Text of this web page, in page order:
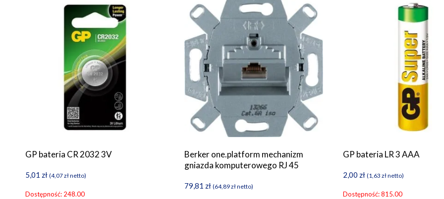
GP bateria CR 2032 3V
5,01 zł (4,07złnetto)
Dostępność: 248.00
Berker one.platform mechanizm
gniazda komputerowego RJ 45
79,81 zł (64,89złnetto)
GP bateria LR 3 AAA
2,00 zł (1,63 złnetto)
Dostępność: 815.00